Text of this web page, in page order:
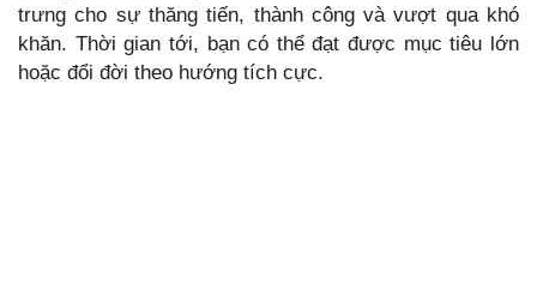
trưng cho sự thăng tiến, thành công và vượt qua khó
khăn. Thời gian tới, bạn có thể đạt được mục tiêu lớn
hoặc đổi đời theo hướng tích cực.